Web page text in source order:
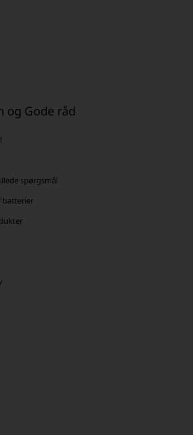
og Gode råd
spørgsmål
batterier